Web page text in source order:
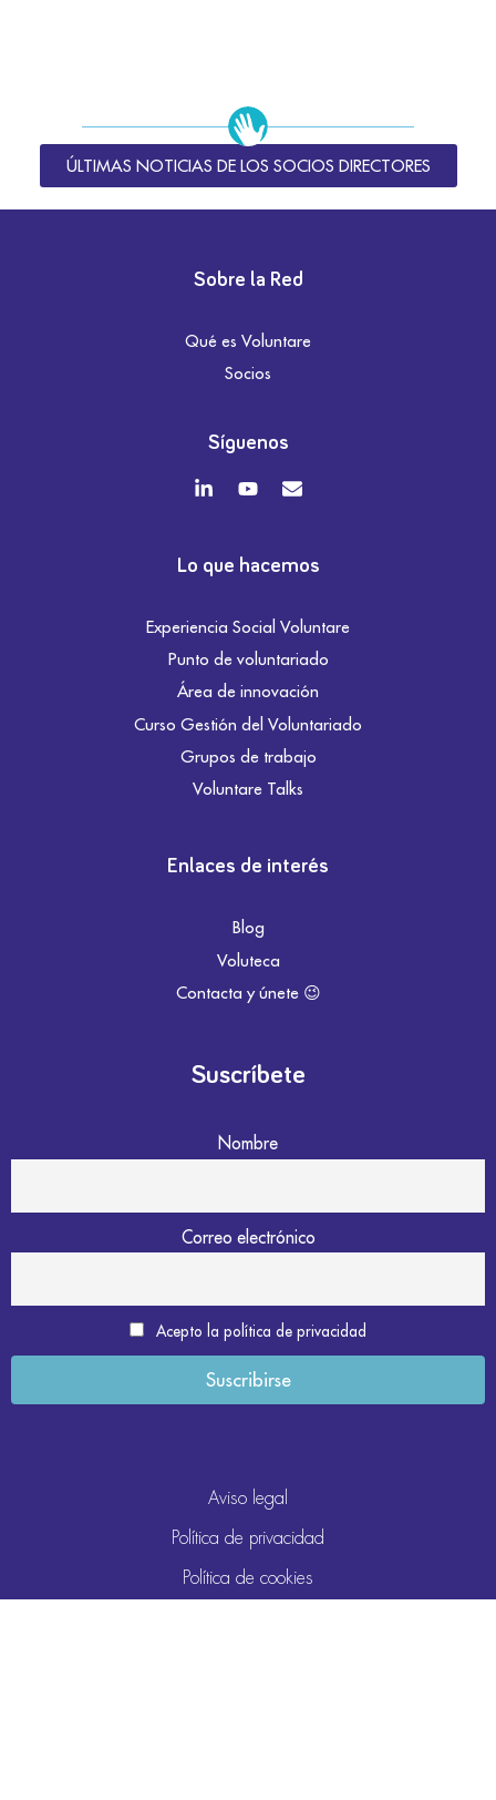
ÚLTIMAS NOTICIAS DE LOS SOCIOS DIRECTORES
Sobre la Red
Qué es Voluntare
Socios
Síguenos
Lo que hacemos
Experiencia Social Voluntare
Punto de voluntariado
Área de innovación
Curso Gestión del Voluntariado
Grupos de trabajo
Voluntare Talks
Enlaces de interés
Blog
Voluteca
Contacta y únete 😉
Suscríbete
Nombre
Correo electrónico
Acepto la política de privacidad
Aviso legal
Política de privacidad
Política de cookies